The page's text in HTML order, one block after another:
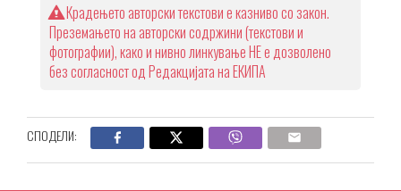
Крадењето авторски текстови е казниво со закон.
Преземањето на авторски содржини (текстови и
фотографии), како и нивно линкување НЕ е дозволено
без согласност од Редакцијата на ЕКИПА
СПОДЕЛИ: